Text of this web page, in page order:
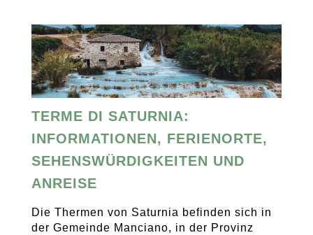
TERME DI SATURNIA:
INFORMATIONEN, FERIENORTE,
SEHENSWÜRDIGKEITEN UND
ANREISE
Die Thermen von Saturnia befinden sich in
der Gemeinde Manciano, in der Provinz